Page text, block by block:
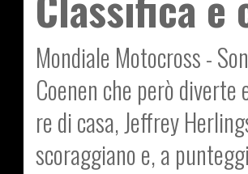
Mondiale Motocross -
Coenen che però
re di casa, Jeffrey
scoraggiano e, a